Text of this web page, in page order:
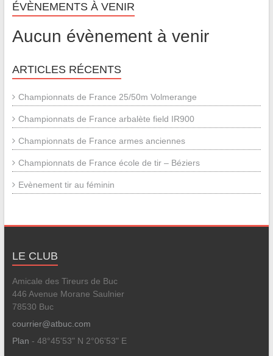
ÉVÈNEMENTS À VENIR
Aucun évènement à venir
ARTICLES RÉCENTS
Championnats de France 25/50m Volmerange
Championnats de France arbalète field IR900
Championnats de France armes anciennes
Championnats de France école de tir – Béziers
Evènement tir au féminin
LE CLUB
Amicale des Tireurs de Buc
446 Avenue Morane Saulnier
78530 Buc
courrier@atbuc.com
Plan - 48°45'53" N 2°06'53" E